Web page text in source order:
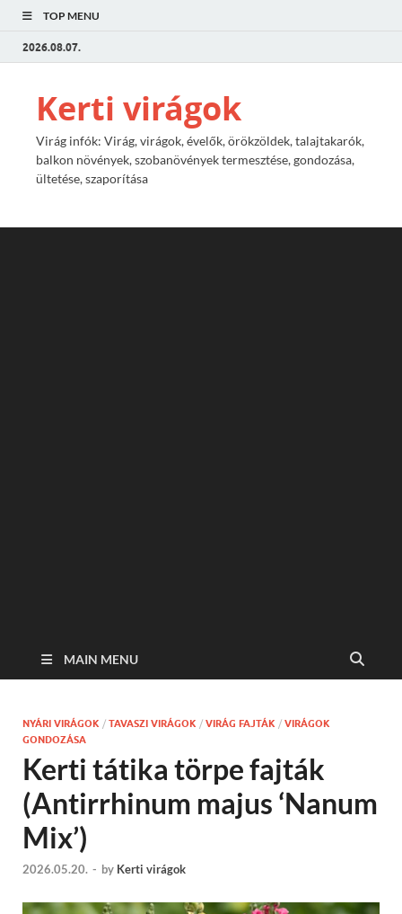
TOP MENU
2026.08.07.
Kerti virágok
Virág infók: Virág, virágok, évelők, örökzöldek, talajtakarók,
balkon növények, szobanövények termesztése, gondozása,
ültetése, szaporítása
MAIN MENU
NYÁRI VIRÁGOK / TAVASZI VIRÁGOK / VIRÁG FAJTÁK / VIRÁGOK
GONDOZÁSA
Kerti tátika törpe fajták
(Antirrhinum majus ‘Nanum
Mix’)
2026.05.20. - by Kerti virágok